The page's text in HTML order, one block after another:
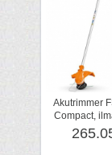
Akutrimmer
Compact,
laadijata,